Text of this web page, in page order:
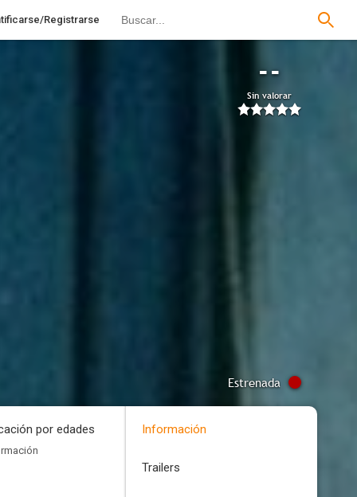
Registrarse
--
Sin valorar
Estrenada
por edades Información
Trailers